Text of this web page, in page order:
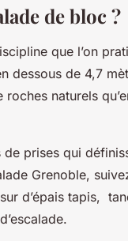
de bloc ?
que l’on
dessous de 4,7
naturels
de prises qui
Grenoble,
d’épais tapis,